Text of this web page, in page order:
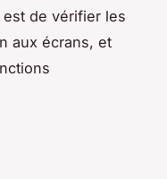
est de vérifier les
aux écrans, et